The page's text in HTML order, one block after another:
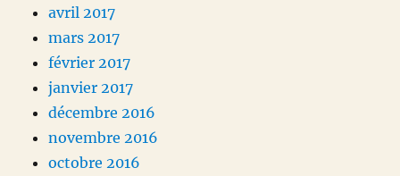
avril 2017
mars 2017
février 2017
janvier 2017
décembre 2016
novembre 2016
octobre 2016